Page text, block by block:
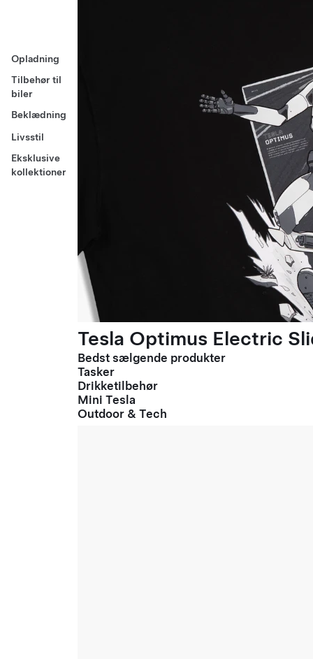
Opladning
Tilbehør til
biler
Beklædning
Livsstil
Eksklusive
kollektioner
Tesla Optimus Electric
Bedst sælgende produkter
Tasker
Drikketilbehør
Mini Tesla
Outdoor & Tech